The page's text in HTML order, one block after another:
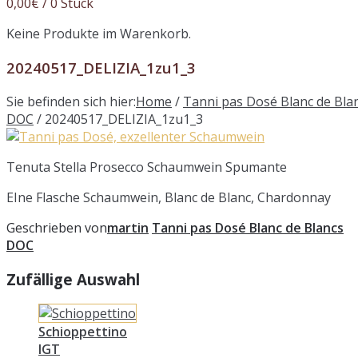
0,00€ / 0 Stück
Keine Produkte im Warenkorb.
20240517_DELIZIA_1zu1_3
Sie befinden sich hier:Home / Tanni pas Dosé Blanc de
DOC / 20240517_DELIZIA_1zu1_3
Tenuta Stella Prosecco Schaumwein Spumante
EIne Flasche Schaumwein, Blanc de Blanc, Chardonnay
Geschrieben vonmartin Tanni pas Dosé Blanc de Blancs
DOC
Zufällige Auswahl
Schioppettino
IGT